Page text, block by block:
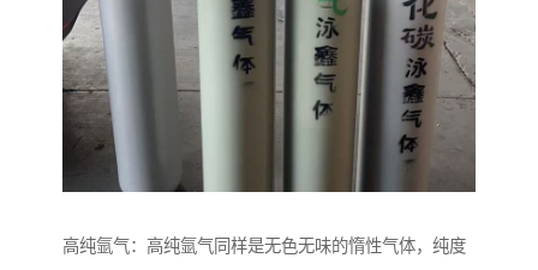
高纯氩气：高纯氩气同样是无色无味的惰性气体，纯度